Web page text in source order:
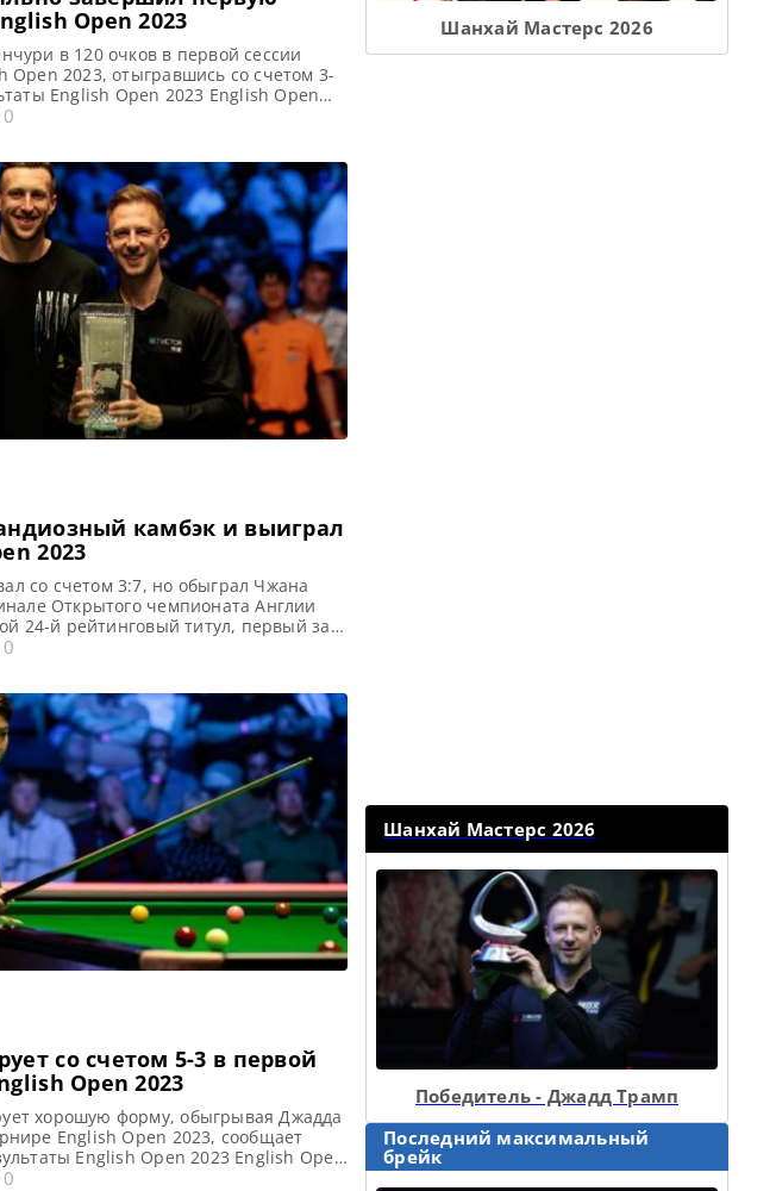
Open 2023
в 120 очков в первой сессии
Open 2023, отыгравшись со счетом 3-
English Open 2023 English Open
сетка Квалификация English Opeс
[…]
0
камбэк и выиграл
2023
со счетом 3:7, но обыграл Чжана
Открытого чемпионата Англии
24-й рейтинговый титул, первый за
Все новости и результаты English
[…]
0
со счетом 5-3 в первой
Open 2023
хорошую форму, обыгрывая Джадда
English Open 2023, сообщает
English Open 2023 English Open
сетка Квалификация English Open
0
Шанхай Мастерс 2026
Шанхай Мастерс 2026
Победитель - Джадд Трамп
Последний максимальный
брейк